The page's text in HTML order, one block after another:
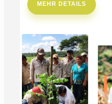
MEHR DETAILS